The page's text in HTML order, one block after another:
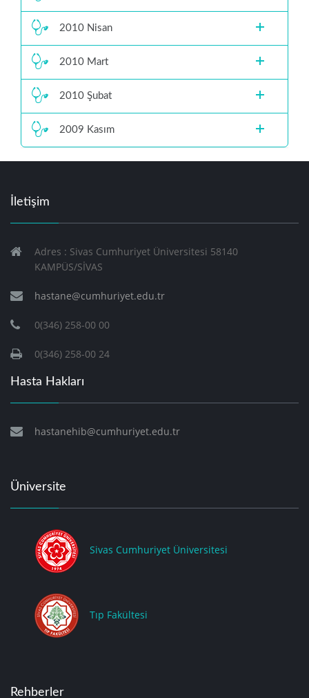
2010 Nisan
2010 Mart
2010 Şubat
2009 Kasım
İletişim
Adres : Sivas Cumhuriyet Üniversitesi 58140
KAMPÜS/SİVAS
hastane@cumhuriyet.edu.tr
0(346) 258-00 00
0(346) 258-00 24
Hasta Hakları
hastanehib@cumhuriyet.edu.tr
Üniversite
Sivas Cumhuriyet Üniversitesi
Tıp Fakültesi
Rehberler